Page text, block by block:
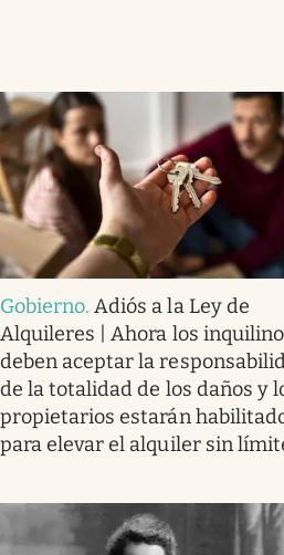
Gobierno.Adiós a la Ley de
Alquileres | Ahora los
deben aceptar la
de la totalidad de los daños y
propietarios estarán
para elevar el alquiler sin